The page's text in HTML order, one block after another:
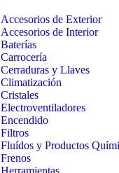
Accesorios de Exterior
Accesorios de Interior
Baterías
Carrocería
Cerraduras y Llaves
Climatización
Cristales
Electroventiladores
Encendido
Filtros
Fluídos y Productos
Frenos
Herramientas